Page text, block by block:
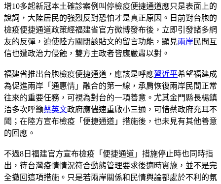
增10多起新冠本土確診案例叫停檢疫便捷通道應只是表面上的
說詞，大陸居民的強烈反對恐怕才是真正原因。日前對台胞的
檢疫便捷通道政策經福建省官方微博發布後，立即引發諸多網
友的反彈，迫使陸方關閉該貼文的留言功能，顯見兩岸民間互
信也遭政治力侵蝕，雙方主政者皆應嚴肅以對。
福建省推出台胞檢疫便捷通道，應該是呼應習近平希望福建成
為促進兩岸「通惠情」融合的第一線，承肩恢復兩岸民間正常
往來的重要任務，可視為對台的一項善意。尤其金門縣長楊鎮
浯多次呼籲蔡英文政府應儘速重啟小三通，可惜蔡政府充耳不
聞；在陸方宣布檢疫「便捷通道」措施後，也未見有其他善意
的回應。
不過8日福建官方宣布檢疫「便捷通道」措施停止時也同時指
出，待台灣疫情情況符合動態管理要求後適時實施，並不是完
全撤回這項措施。只是若兩岸關係和民情輿論都處於不利的氛